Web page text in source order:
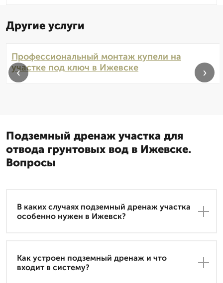
Другие услуги
Профессиональный монтаж купели на
участке под ключ в Ижевске
‹ ›
Подземный дренаж участка для
отвода грунтовых вод в Ижевске.
Вопросы
В каких случаях подземный дренаж участка
особенно нужен в Ижевск?
Как устроен подземный дренаж и что
входит в систему?